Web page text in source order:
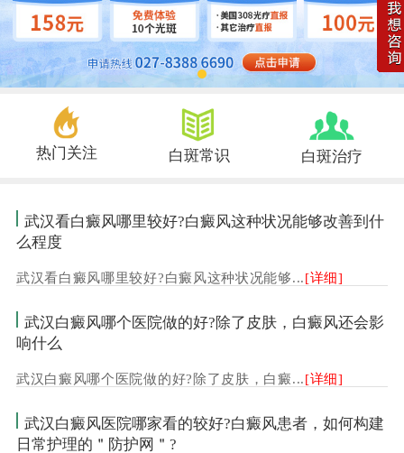
热门关注 白斑常识 白斑治疗
武汉看白癜风哪里较好?白癜风这种状况能够改善到什
么程度
武汉看白癜风哪里较好?白癜风这种状况能够...[详细]
武汉白癜风哪个医院做的好?除了皮肤，白癜风还会影
响什么
武汉白癜风哪个医院做的好?除了皮肤，白癜...[详细]
武汉白癜风医院哪家看的较好?白癜风患者，如何构建
日常护理的＂防护网＂?